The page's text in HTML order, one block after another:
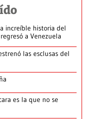
increíble historia del
a Venezuela
las esclusas del
es la que no se